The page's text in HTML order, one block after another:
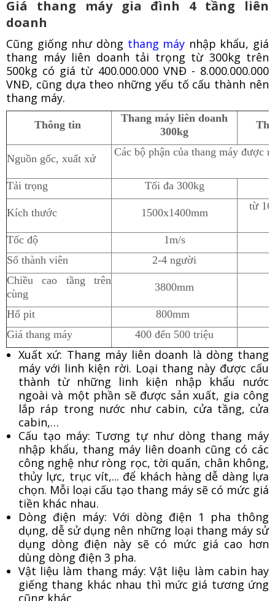
Giá thang máy gia đình 4 tầng liên
doanh
Cũng giống như dòng thang máy nhập khẩu, giá
thang máy liên doanh tải trọng từ 300kg trên
500kg có giá từ 400.000.000 VNĐ - 8.000.000.000
VNĐ, cũng dựa theo những yếu tố cấu thành nên
thang máy.
Thông tin
Thang máy liên doanh
300kg
Nguồn gốc, xuất xứ
Các bộ phận của thang máy được
Tải trọng Tối đa 300kg
Kích thước 1500x1400mm
từ
Tốc độ
1m/s
Số thành viên
2-4 người
Chiều cao tầng trên
cùng
3800mm
Hố pit
800mm
Giá thang máy
400 đến 500 triệu
Xuất xứ: Thang máy liên doanh là dòng thang
máy với linh kiện rời. Loại thang này được cấu
thành từ những linh kiện nhập khẩu nước
ngoài và một phần sẽ được sản xuất, gia công
lắp ráp trong nước như cabin, cửa tầng, cửa
cabin,…
Cấu tạo máy: Tương tự như dòng thang máy
nhập khẩu, thang máy liên doanh cũng có các
công nghệ như ròng rọc, tời quấn, chân không,
thủy lực, trục vít,... để khách hàng dễ dàng lựa
chọn. Mỗi loại cấu tạo thang máy sẽ có mức giá
tiền khác nhau.
Dòng điện máy: Với dòng điện 1 pha thông
dụng, dễ sử dụng nên những loại thang máy sử
dụng dòng điện này sẽ có mức giá cao hơn
dùng dòng điện 3 pha.
Vật liệu làm thang máy: Vật liệu làm cabin hay
giếng thang khác nhau thì mức giá tương ứng
cũng khác.